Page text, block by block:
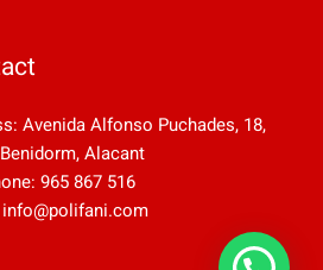
Avenida Alfonso Puchades, 18,
Alacant
965 867 516